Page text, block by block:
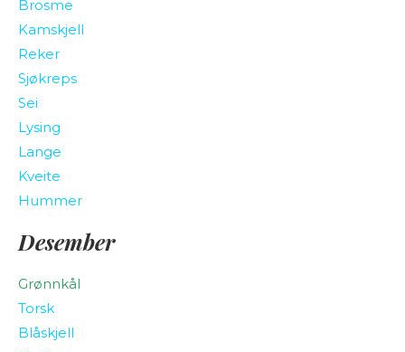
Brosme
Kamskjell
Reker
Sjøkreps
Sei
Lysing
Lange
Kveite
Hummer
Desember
Grønnkål
Torsk
Blåskjell